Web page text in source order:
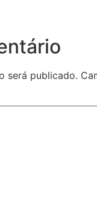
será publicado.